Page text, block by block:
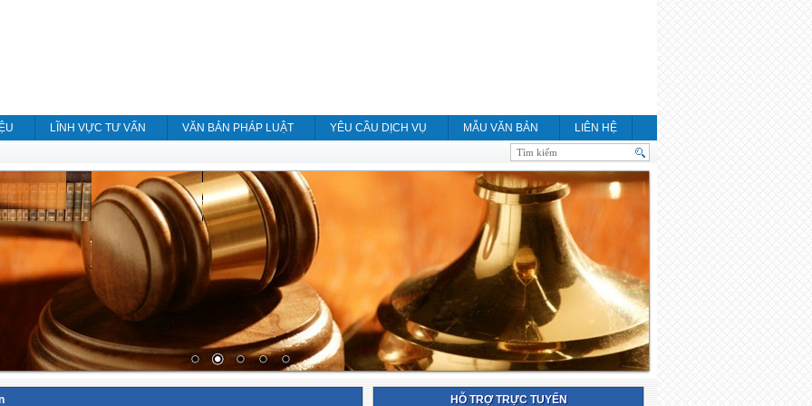
LĨNH VỰC TƯ VẤN VĂN BẢN PHÁP LUẬT YÊU CẦU DỊCH VỤ MẪU VĂN BẢN
LIÊN HỆ
HỖ TRỢ TRỰC TUYẾN